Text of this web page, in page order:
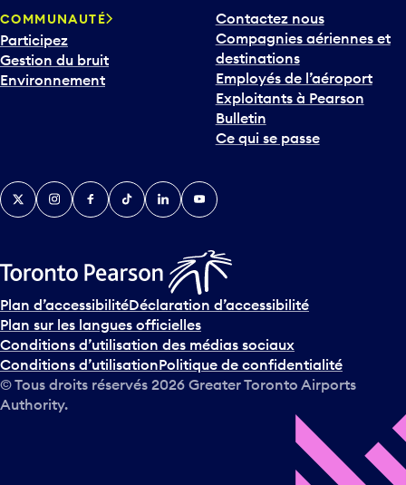
o
u
r
i
v
e
n
s
u
r
l
e
c
a
COMMUNAUTÉ
Participez
Gestion du bruit
Environnement
Contactez nous
Compagnies aériennes et
destinations
Employés de l’aéroport
Exploitants à Pearson
Bulletin
Ce qui se passe
TwitterInstagramFacebook
TikTokLinkedInYouTube
Plan d’accessibilitéDéclaration d’accessibilité
Plan sur les langues officielles
Conditions d’utilisation des médias sociaux
Conditions d’utilisationPolitique de confidentialité
© Tous droits réservés 2026 Greater Toronto Airports
Authority.